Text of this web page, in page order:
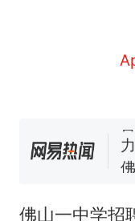
佛山一中学招